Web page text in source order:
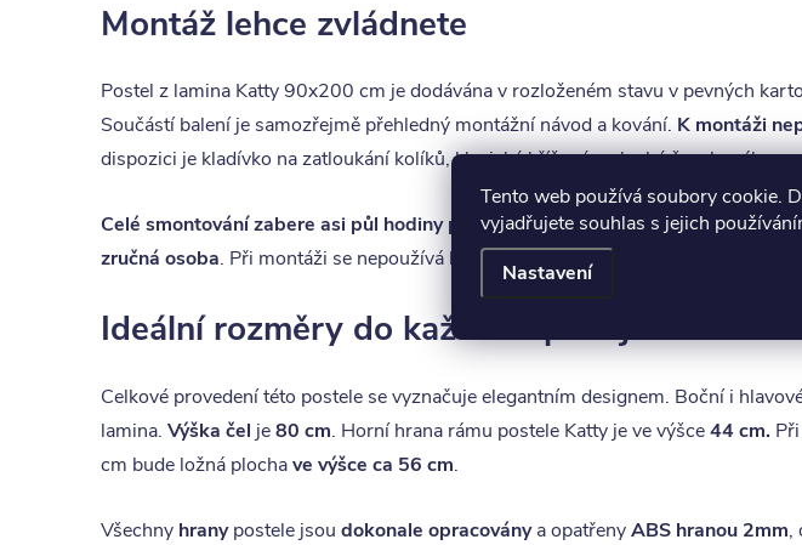
Tento web používá soubory cookie.
vyjadřujete souhlas s jejich
Nastavení
Montáž lehce zvládnete
Postel z lamina Katty 90x200 cm je dodávána v rozloženém stavu v pevných
Součástí balení je samozřejmě přehledný montážní návod a kování. K montáži
dispozici je kladívko na zatloukání kolíků, klasický křížový a plochý šroubovák.
Celé smontování zabere asi půl hodiny práce, montáž je vhodné provádět ve
zručná osoba. Při montáži se nepoužívá lepidlo. Postel je tedy možno kdykoli v
Ideální rozměry do každého pokoje
Celkové provedení této postele se vyznačuje elegantním designem. Boční i
lamina. Výška čel je80 cm. Horní hrana rámu postele Katty je ve výšce44 cm.
cm bude ložná plochave výšce ca 56 cm.
Všechny hranypostele jsou dokonale opracoványa opatřenyABS hranou 2mm,